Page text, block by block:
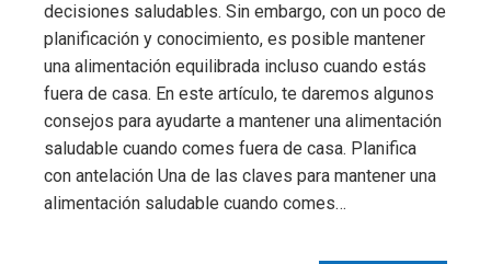
decisiones saludables. Sin embargo, con un poco de
planificación y conocimiento, es posible mantener
una alimentación equilibrada incluso cuando estás
fuera de casa. En este artículo, te daremos algunos
consejos para ayudarte a mantener una alimentación
saludable cuando comes fuera de casa. Planifica
con antelación Una de las claves para mantener una
alimentación saludable cuando comes…